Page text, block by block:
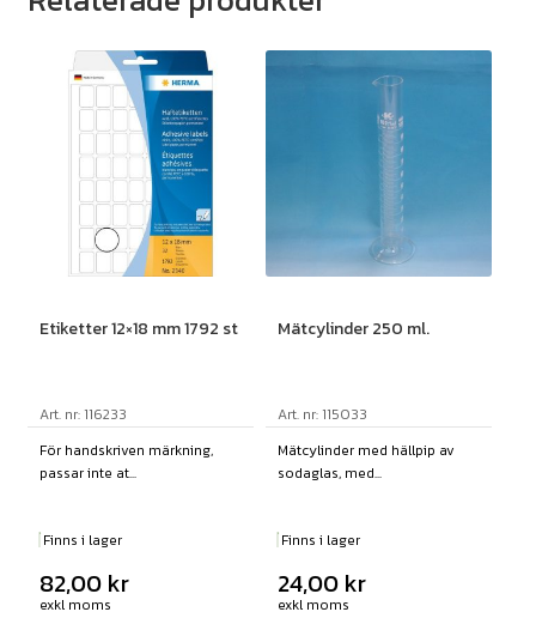
Etiketter 12×18 mm 1792 st
Art. nr: 116233
För handskriven märkning,
passar inte at...
Finns i lager
82,00 kr
exkl moms
Mätcylinder 250 ml.
Art. nr: 115033
Mätcylinder med hällpip av
sodaglas, med...
Finns i lager
24,00 kr
exkl moms